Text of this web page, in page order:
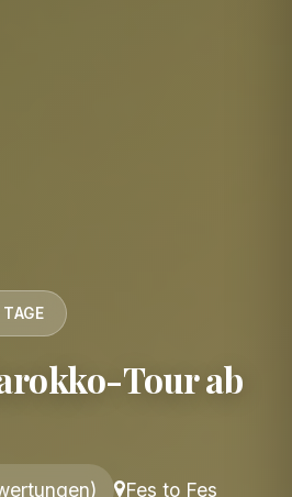
TAGE
Tour ab
Fes to Fes